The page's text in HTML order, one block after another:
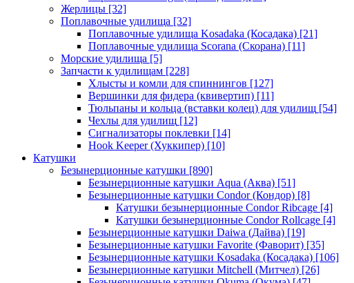
Жерлицы [32]
Поплавочные удилища [32]
Поплавочные удилища Kosadaka (Косадака) [21]
Поплавочные удилища Scorana (Скорана) [11]
Морские удилища [5]
Запчасти к удилищам [228]
Хлысты и комли для спиннингов [127]
Вершинки для фидера (квивертип) [11]
Тюльпаны и кольца (вставки колец) для удилищ [54]
Чехлы для удилищ [12]
Сигнализаторы поклевки [14]
Hook Keeper (Хуккипер) [10]
Катушки
Безынерционные катушки [890]
Безынерционные катушки Aqua (Аква) [51]
Безынерционные катушки Condor (Кондор) [8]
Катушки безынерционные Condor Ribcage [4]
Катушки безынерционные Condor Rollcage [4]
Безынерционные катушки Daiwa (Дайва) [19]
Безынерционные катушки Favorite (Фаворит) [35]
Безынерционные катушки Kosadaka (Косадака) [106]
Безынерционные катушки Mitchell (Митчел) [26]